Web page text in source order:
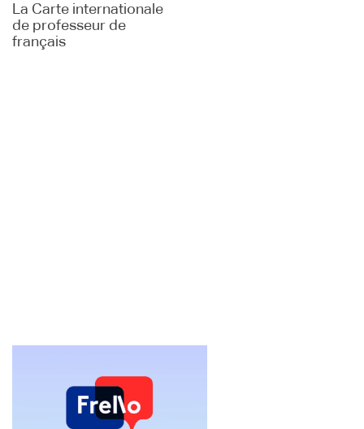
La Carte internationale
de professeur de
français